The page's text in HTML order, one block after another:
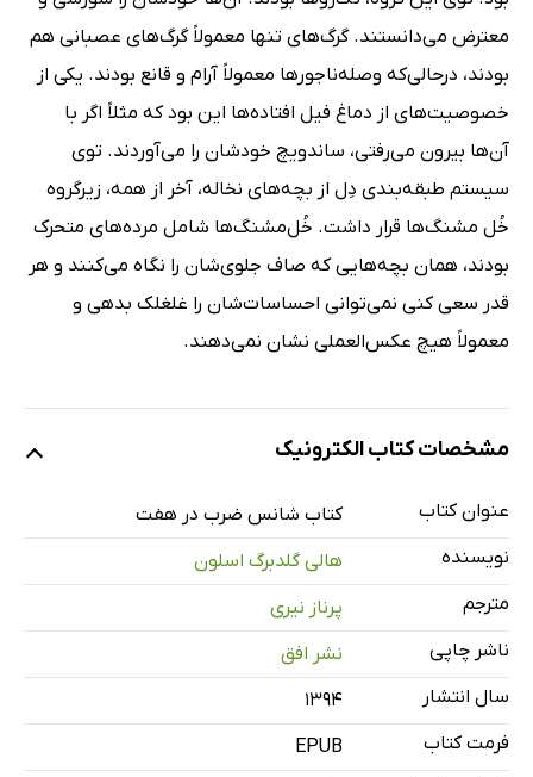
معترض می‌دانستند. گرگ‌های تنها معمولاً گرگ‌های عصبانی هم
بودند، در‌حالی‌که وصله‌ناجورها معمولاً آرام و قانع بودند. یکی از
خصوصیت‌های از دماغ فیل افتاده‌ها این بود که مثلاً اگر با
آن‌ها بیرون می‌رفتی، ساندویچ خودشان را می‌آوردند. توی
سیستم طبقه‌بندی دِل از بچه‌های نخاله، آخر از همه، زیرگروه
خُل مشنگ‌ها قرار داشت. خُل‌مشنگ‌ها شامل مرده‌های‌ متحرک
بودند، همان بچه‌هایی که صاف جلوی‌شان را نگاه می‌کنند و هر
قدر سعی ‌کنی نمی‌توانی احساسات‌شان را غلغلک بدهی و
معمولاً هیچ عکس‌العملی نشان نمی‌دهند.
مشخصات کتاب الکترونیک
عنوان کتاب
کتاب شانس ضرب در هفت
نویسنده
هالی گلدبرگ اسلون
مترجم
پرناز نیری
ناشر چاپی
نشر افق
سال انتشار
۱۳۹۴
فرمت کتاب
EPUB